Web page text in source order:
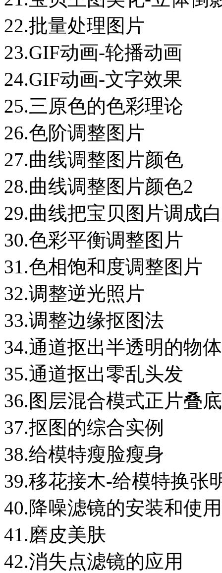
22.批量处理图片
23.GIF动画-轮播动画
24.GIF动画-文字效果
25.三原色的色彩理论
26.色阶调整图片
27.曲线调整图片颜色
28.曲线调整图片颜色2
29.曲线把宝贝图片调成
30.色彩平衡调整图片
31.色相饱和度调整图片
32.调整逆光照片
33.调整边缘抠图法
34.通道抠出半透明的物体
35.通道抠出零乱头发
36.图层混合模式正片叠
37.抠图的综合实例
38.给模特瘦脸瘦身
39.移花接木-给模特换张
40.降噪滤镜的安装和使用
41.磨皮美肤
42.消失点滤镜的应用